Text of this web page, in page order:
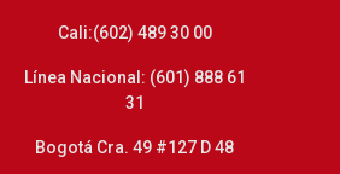
Cali:(602) 489 30 00
Línea Nacional: (601) 888 61
31
Bogotá Cra. 49 #127 D 48